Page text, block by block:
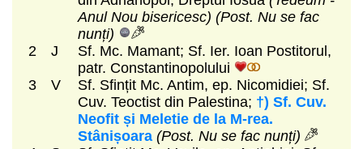
Anul Nou bisericesc) (Post. Nu se fac
nunți)
2
J
Sf. Mc. Mamant; Sf. Ier. Ioan Postitorul,
patr. Constantinopolului
3
V
Sf. Sfințit Mc. Antim, ep. Nicomidiei; Sf.
Cuv. Teoctist din Palestina; †) Sf. Cuv.
Neofit și Meletie de la M-rea.
Stânișoara (Post. Nu se fac nunți)